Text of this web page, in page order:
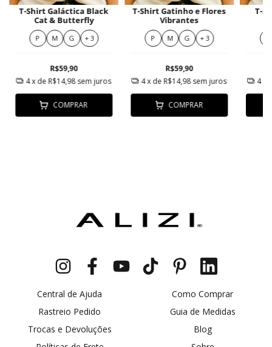
T-Shirt Galáctica Black
Cat & Butterfly
P M G + 3
R$59,90
4x de R$14,98 sem juros
COMPRAR
T-Shirt Gatinho e Flores
Vibrantes
P M G + 3
R$59,90
4x de R$14,98sem juros
COMPRAR
T-
4
Central de Ajuda
Rastreio Pedido
Trocas e Devoluções
Como Comprar
Guia de Medidas
Blog